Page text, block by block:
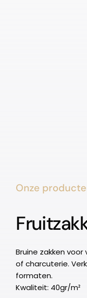
Onze
Bruine zakken
of charcuterie.
formaten.
Kwaliteit: 40gr/m²